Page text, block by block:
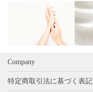
Company
特定商取引法に基づく表記